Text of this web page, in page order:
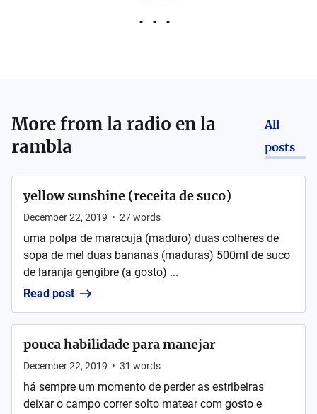
More fromla radio en la
rambla
All
posts
yellow sunshine (receita de suco)
December 22, 2019 • 27words
uma polpa de maracujá (maduro) duas colheres de
sopa de mel duas bananas (maduras) 500ml de suco
de laranja gengibre (a gosto) ...
Read post
pouca habilidade para manejar
December 22, 2019 • 31 words
há sempre um momento de perder as estribeiras
deixar o campo correr solto matear com gosto e